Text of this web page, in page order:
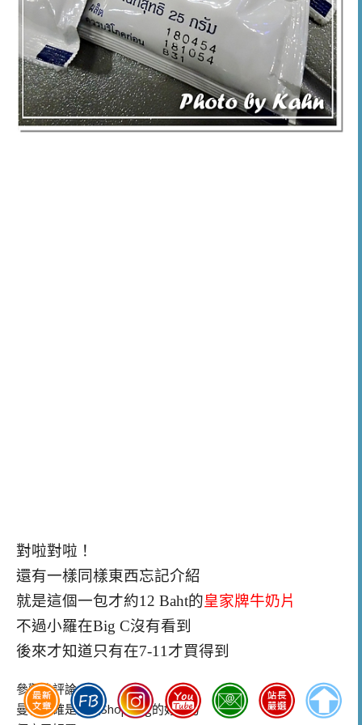
對啦對啦！
還有一樣同樣東西忘記介紹
就是這個一包才約12 Baht的皇家牌牛奶片
不過小羅在Big C沒有看到
後來才知道只有在7-11才買得到
參觀後評論：
曼谷的確是一個Shopping的好地方